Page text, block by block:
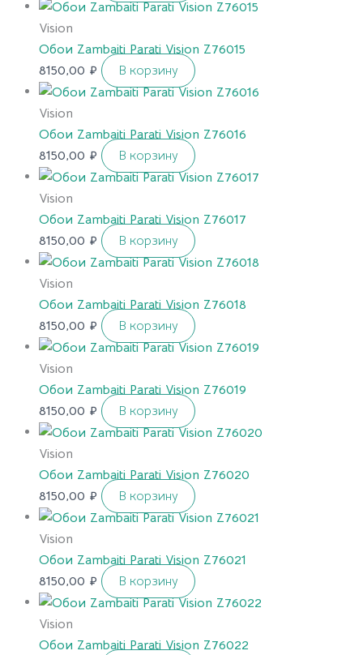
Vision
Обои Zambaiti Parati Vision Z76015
8150,00 ₽ В корзину
Vision
Обои Zambaiti Parati Vision Z76016
8150,00 ₽ В корзину
Vision
Обои Zambaiti Parati Vision Z76017
8150,00 ₽ В корзину
Vision
Обои Zambaiti Parati Vision Z76018
8150,00 ₽ В корзину
Vision
Обои Zambaiti Parati Vision Z76019
8150,00 ₽ В корзину
Vision
Обои Zambaiti Parati Vision Z76020
8150,00 ₽ В корзину
Vision
Обои Zambaiti Parati Vision Z76021
8150,00 ₽ В корзину
Vision
Обои Zambaiti Parati Vision Z76022